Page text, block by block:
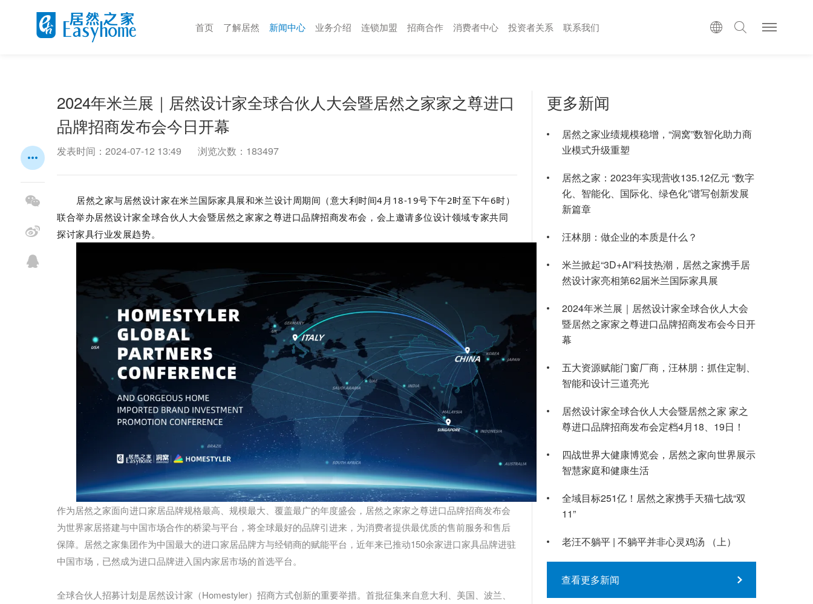
首页 了解居然 新闻中心 业务介绍 连锁加盟 招商合作 消费者中心 投资者关系 联系我们
2024年米兰展｜居然设计家全球合伙人大会暨居然之家家之尊进口
品牌招商发布会今日开幕
发表时间：2024-07-12 13:49 浏览次数：183497
居然之家与居然设计家在米兰国际家具展和米兰设计周期间（意大利时间4月18-19号下午2时至下午6时）
联合举办居然设计家全球合伙人大会暨居然之家家之尊进口品牌招商发布会，会上邀请多位设计领域专家共同
探讨家具行业发展趋势。
作为居然之家面向进口家居品牌规格最高、规模最大、覆盖最广的年度盛会，居然之家家之尊进口品牌招商发布会
为世界家居搭建与中国市场合作的桥梁与平台，将全球最好的品牌引进来，为消费者提供最优质的售前服务和售后
保障。居然之家集团作为中国最大的进口家居品牌方与经销商的赋能平台，近年来已推动150余家进口家具品牌进驻
中国市场，已然成为进口品牌进入国内家居市场的首选平台。
全球合伙人招募计划是居然设计家（Homestyler）招商方式创新的重要举措。首批征集来自意大利、美国、波兰、
更多新闻
居然之家业绩规模稳增，“洞窝”数智化助力商
业模式升级重塑
居然之家：2023年实现营收135.12亿元 “数字
化、智能化、国际化、绿色化”谱写创新发展
新篇章
汪林朋：做企业的本质是什么？
米兰掀起“3D+AI”科技热潮，居然之家携手居
然设计家亮相第62届米兰国际家具展
2024年米兰展｜居然设计家全球合伙人大会
暨居然之家家之尊进口品牌招商发布会今日开
幕
五大资源赋能门窗厂商，汪林朋：抓住定制、
智能和设计三道亮光
居然设计家全球合伙人大会暨居然之家 家之
尊进口品牌招商发布会定档4月18、19日！
四战世界大健康博览会，居然之家向世界展示
智慧家庭和健康生活
全域目标251亿！居然之家携手天猫七战“双
11”
老汪不躺平 | 不躺平并非心灵鸡汤 （上）
查看更多新闻